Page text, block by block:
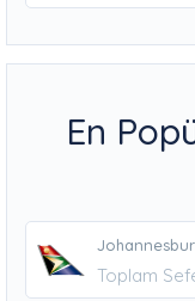
En
Toplam